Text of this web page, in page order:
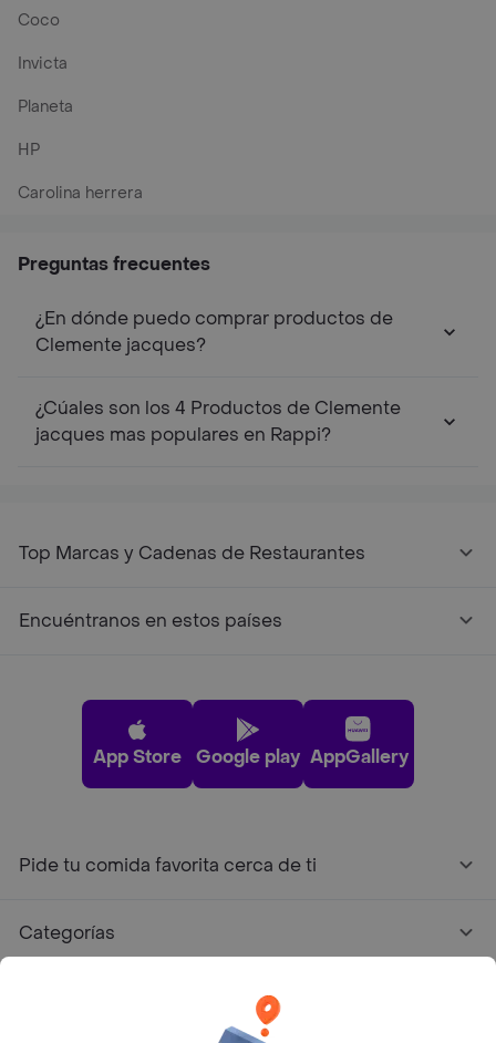
Coco
Invicta
Planeta
HP
Carolina herrera
Preguntas frecuentes
¿En dónde puedo comprar productos de
Clemente jacques?
¿Cúales son los 4 Productos de Clemente
jacques mas populares en Rappi?
Top Marcas y Cadenas de Restaurantes
Encuéntranos en estos países
App Store Google play AppGallery
Pide tu comida favorita cerca de ti
Categorías